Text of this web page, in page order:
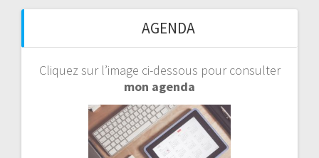
AGENDA
Cliquez sur l’image ci-dessous pour consulter
mon agenda